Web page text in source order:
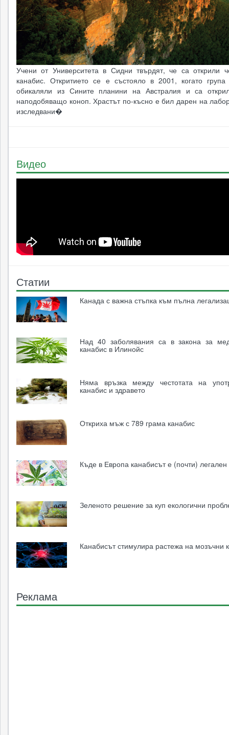
Учени от Университета в Сидни твърдят, че са открили
канабис. Откритието се е състояло в 2001, когато
обикаляли из Сините планини на Австралия и са
наподобяващо коноп. Храстът по-късно е бил дарен на
изследвани�
Видео
Статии
Канада с важна стъпка към пълна
Над 40 заболявания са в закона за
канабис в Илинойс
Няма връзка между честотата на
канабис и здравето
Откриха мъж с 789 грама канабис
Къде в Европа канабисът е (почти) легален
Зеленото решение за куп екологични
Канабисът стимулира растежа на мозъчни
Реклама